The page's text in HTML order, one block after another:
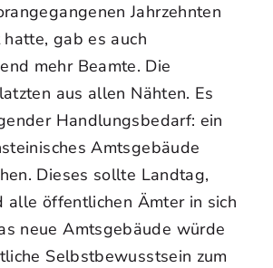
Jahrzehnten
gab es auch
mehr Beamte. Die
aus allen Nähten. Es
Handlungsbedarf: ein
Amtsgebäude
Dieses sollte Landtag,
alle öffentlichen Ämter in sich
neue Amtsgebäude würde
Selbstbewusstsein zum